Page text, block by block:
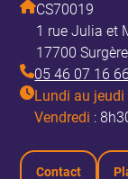
CS70019
1 rue Julia et
17700
05 46 07 16 66
Lundi au jeudi
Vendredi :
Contact